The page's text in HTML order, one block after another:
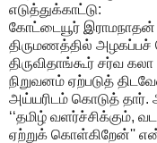
எடுத்துக்காட்டு:
கோட்டையூர்
திருமணத்தில் அழகப்பச்
திருவிதாங்கூர் சர்வ
நிறுவனம் ஏற்படுத்
அய்யரிடம் கொடுத்
‘‘தமிழ் வளர்ச்சிக்கும்,
ஏற்றுக் கொள்கிறேன்''